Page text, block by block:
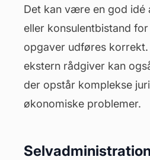
Det kan være en god idé
eller konsulentbistand
opgaver udføres
ekstern rådgiver kan
der opstår komplekse
økonomiske problemer.